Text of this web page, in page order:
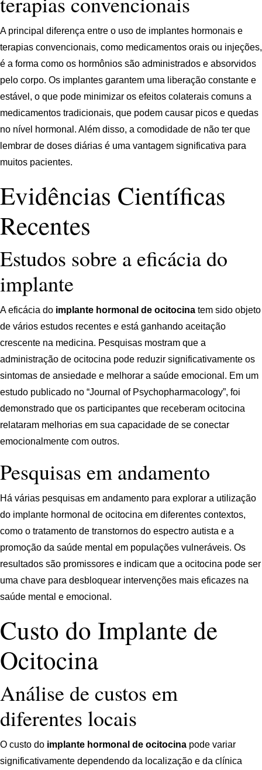
A principal diferença entre o uso de implantes hormonais e
terapias convencionais, como medicamentos orais ou injeções,
é a forma como os hormônios são administrados e absorvidos
pelo corpo. Os implantes garantem uma liberação constante e
estável, o que pode minimizar os efeitos colaterais comuns a
medicamentos tradicionais, que podem causar picos e quedas
no nível hormonal. Além disso, a comodidade de não ter que
lembrar de doses diárias é uma vantagem significativa para
muitos pacientes.
Evidências Científicas
Recentes
Estudos sobre a eficácia do
implante
A eficácia do implante hormonal de ocitocina tem sido objeto
de vários estudos recentes e está ganhando aceitação
crescente na medicina. Pesquisas mostram que a
administração de ocitocina pode reduzir significativamente os
sintomas de ansiedade e melhorar a saúde emocional. Em um
estudo publicado no “Journal of Psychopharmacology”, foi
demonstrado que os participantes que receberam ocitocina
relataram melhorias em sua capacidade de se conectar
emocionalmente com outros.
Pesquisas em andamento
Há várias pesquisas em andamento para explorar a utilização
do implante hormonal de ocitocina em diferentes contextos,
como o tratamento de transtornos do espectro autista e a
promoção da saúde mental em populações vulneráveis. Os
resultados são promissores e indicam que a ocitocina pode ser
uma chave para desbloquear intervenções mais eficazes na
saúde mental e emocional.
Custo do Implante de
Ocitocina
Análise de custos em
diferentes locais
O custo do implante hormonal de ocitocina pode variar
significativamente dependendo da localização e da clínica